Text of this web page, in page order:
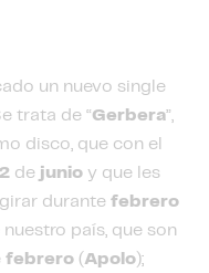
un nuevo single
trata de “Gerbera”,
disco, que con el
de junio y que les
durante febrero
país, que son
febrero ( Apolo);